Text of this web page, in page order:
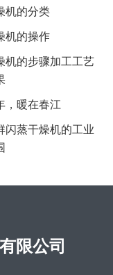
机的分类
机的操作
机的步骤加工工艺
，暖在春江
闪蒸干燥机的工业
限公司